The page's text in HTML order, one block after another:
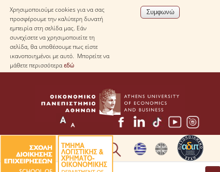
Χρησιμοποιούμε cookies για να σας
προσφέρουμε την καλύτερη δυνατή
εμπειρία στη σελίδα μας. Εάν
συνεχίσετε να χρησιμοποιείτε τη
σελίδα, θα υποθέσουμε πως είστε
ικανοποιημένοι με αυτό. Μπορείτε να
μάθετε περισσότεραεδώ